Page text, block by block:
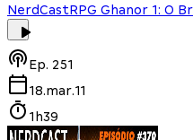
NerdCastRPG Ghanor 1: O
Ep. 251
18.mar.11
1h39